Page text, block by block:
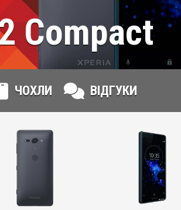
Compact
ЧОХЛИ ВІДГУКИ